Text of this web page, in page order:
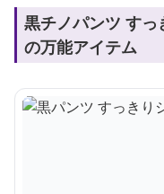
黒チノパンツ す
の万能アイテム